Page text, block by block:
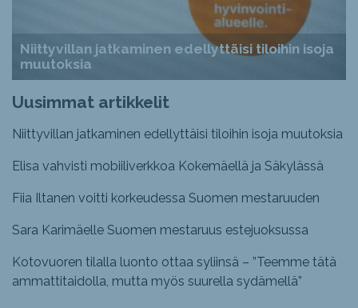
Niittyvillan jatkaminen edellyttäisi tiloihin isoja
muutoksia
Uusimmat artikkelit
Niittyvillan jatkaminen edellyttäisi tiloihin isoja muutoksia
Elisa vahvisti mobiiliverkkoa Kokemäellä ja Säkylässä
Fiia Iltanen voitti korkeudessa Suomen mestaruuden
Sara Karimäelle Suomen mestaruus estejuoksussa
Kotovuoren tilalla luonto ottaa syliinsä – ”Teemme tätä
ammattitaidolla, mutta myös suurella sydämellä”